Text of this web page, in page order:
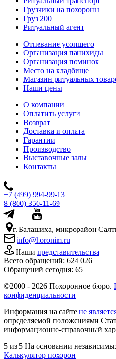
Грузчики на похороны
Груз 200
Ритуальный агент
Отпевание усопшего
Организация панихиды
Организация поминок
Место на кладбище
Магазин ритуальных
Наши цены
О компании
Оплатить услуги
Возврат
Доставка и оплата
Гарантии
Производство
Выставочные залы
Контакты
+7 (499) 994-99-13
8 (800) 350-11-69
г. Балашиха, микрорайон
info@horonim.ru
Наши представительства
Всего обращений: 624 026
Обращений сегодня: 65
©2000 - 2026 Похоронное бюро.
конфиденциальности
Информация на сайте не
определяемой положениями
информационно-справочный
5 из 5 На основании
Калькулятор похорон